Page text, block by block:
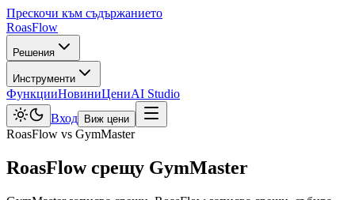
Прескочи към съдържанието
RoasFlow
Решения
Инструменти
ФункцииНовиниЦениAI Studio
Вход
Виж цени
RoasFlow vs GymMaster
RoasFlow срещу GymMaster